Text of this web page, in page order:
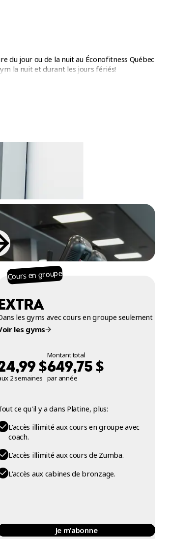
du jour ou de la nuit au Éconofitness Québec
la nuit et durant les jours fériés!
Cours en groupe
les gyms avec cours en groupe seulement
les gyms
$
2 semaines
Montant total
649,75 $
par année
ce qu'il y a dans Platine, plus:
L'accès illimité aux cours en groupe avec
coach.
L'accès illimité aux cours de Zumba.
L'accès aux cabines de bronzage.
Je m'abonne